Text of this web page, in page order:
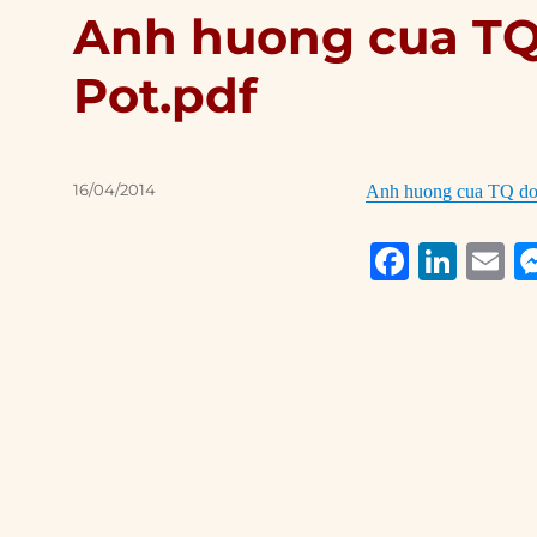
Anh huong cua
Pot.pdf
Anh huong cua TQ
F
Li E
Posted
16/04/2014